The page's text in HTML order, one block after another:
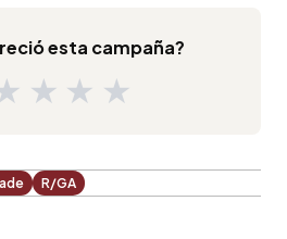
esta campaña?
★ ★ ★
R/GA